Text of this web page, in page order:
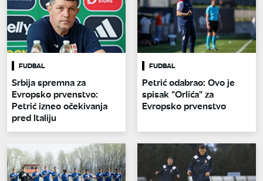
FUDBAL
Srbija spremna za
Evropsko prvenstvo:
Petrić izneo očekivanja
pred Italiju
FUDBAL
Petrić odabrao: Ovo je
spisak "Orlića" za
Evropsko prvenstvo